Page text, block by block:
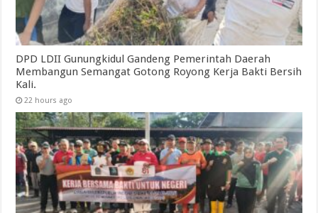
DPD LDII Gunungkidul Gandeng Pemerintah Daerah
Membangun Semangat Gotong Royong Kerja Bakti Bersih
Kali.
22 hours ago